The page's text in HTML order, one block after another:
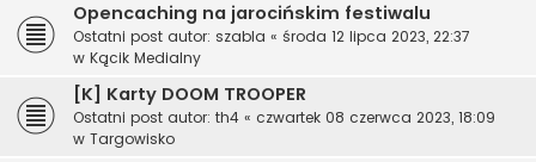
Opencaching na jarocińskim festiwalu
Ostatni post autor: szabla « środa 12 lipca 2023, 22:37
w Kącik Medialny
[K] Karty DOOM TROOPER
Ostatni post autor: th4 « czwartek 08 czerwca 2023, 18:09
w Targowisko